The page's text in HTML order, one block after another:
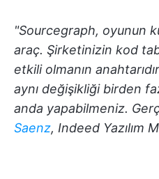
"Sourcegraph, oyunun
araç. Şirketinizin kod
etkili olmanın
aynı değişikliği birden
anda yapabilmeniz.
Saenz, Indeed Yazılım